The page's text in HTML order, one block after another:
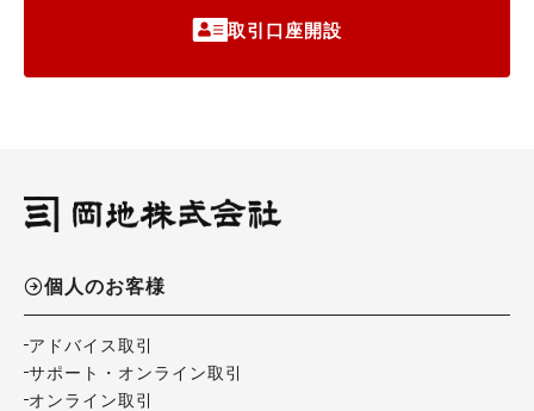
取引口座開設
個人のお客様
アドバイス取引
サポート・オンライン取引
オンライン取引